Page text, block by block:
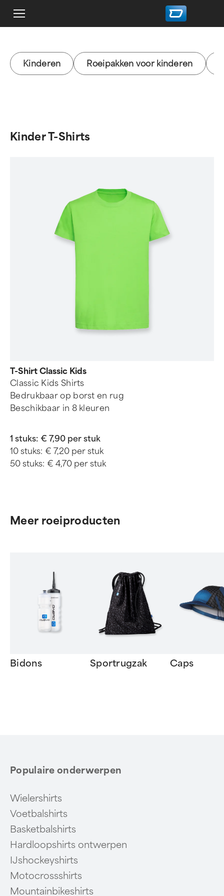
Kinderen Roeipakken voor kinderen
Kinder T-Shirts
T-Shirt Classic Kids
Classic Kids Shirts
Bedrukbaar op borst en rug
Beschikbaar in 8 kleuren
1 stuks: € 7,90 per stuk
10 stuks: € 7,20 per stuk
50 stuks: € 4,70 per stuk
Meer roeiproducten
Bidons Sportrugzak Caps
Populaire onderwerpen
Wielershirts
Voetbalshirts
Basketbalshirts
Hardloopshirts ontwerpen
IJshockeyshirts
Motocrossshirts
Mountainbikeshirts